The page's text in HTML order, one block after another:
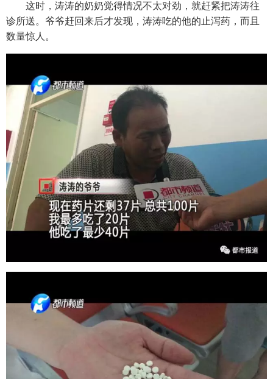
这时，涛涛的奶奶觉得情况不太对劲，就赶紧把涛涛往
诊所送。爷爷赶回来后才发现，涛涛吃的他的止泻药，而且
数量惊人。